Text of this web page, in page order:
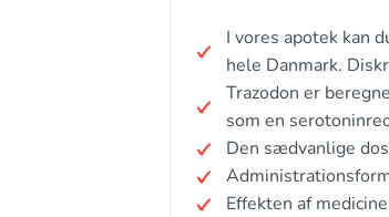
I vores apotek kan
hele Danmark.
Trazodon er
som en
Den sædvanlige
Effekten af